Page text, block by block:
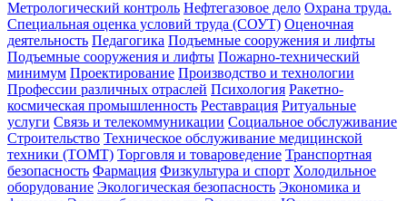
Метрологический контроль Нефтегазовое дело Охрана труда.
Специальная оценка условий труда (СОУТ) Оценочная
деятельность Педагогика Подъемные сооружения и лифты
Подъемные сооружения и лифты Пожарно-технический
минимум Проектирование Производство и технологии
Профессии различных отраслей Психология Ракетно-
космическая промышленность Реставрация Ритуальные
услуги Связь и телекоммуникации Социальное обслуживание
Строительство Техническое обслуживание медицинской
техники (ТОМТ) Торговля и товароведение Транспортная
безопасность Фармация Физкультура и спорт Холодильное
оборудование Экологическая безопасность Экономика и